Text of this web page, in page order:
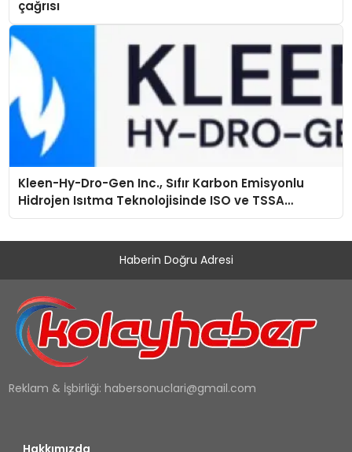
çağrısı
Kleen-Hy-Dro-Gen Inc., Sıfır Karbon Emisyonlu
Hidrojen Isıtma Teknolojisinde ISO ve TSSA
Düzenleyici Onaylarını Aldı
Haberin Doğru Adresi
Reklam & İşbirliği: habersonuclari@gmail.com